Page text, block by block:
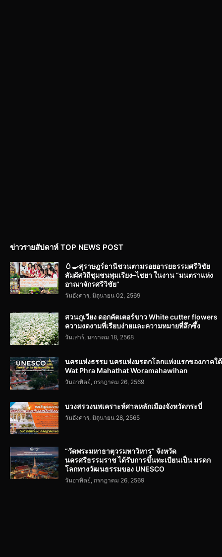
ข่าวรายสัปดาห์ TOP NEWS POST
🥚🍳สุราษฎร์ธานีชวนตามรอยอารยธรรมศรีวิชัย
สัมผัสวิถีชุมชนพุมเรียง–ไชยา ในงาน “มนตราแห่ง
อาณาจักรศรีวิชัย”
วันอังคาร, มิถุนายน 02, 2569
สวนภูเวียง ดอกคัตเตอร์ขาว White cutter flowers
ความงดงามที่เรียบง่ายและความหมายที่ลึกซึ้ง
วันเสาร์, มกราคม 18, 2568
นครแห่งธรรม นครแห่งมรดกโลกแห่งแรกของภาคใต้
Wat Phra Mahathat Woramahawihan
วันอาทิตย์, กรกฎาคม 26, 2569
บวงสรวงนพเคราะห์ศาลหลักเมืองจังหวัดกระบี่
วันอังคาร, มิถุนายน 28, 2565
“วัดพระมหาธาตุวรมหาวิหาร” จังหวัด
นครศรีธรรมราช ได้รับการขึ้นทะเบียนเป็น มรดก
โลกทางวัฒนธรรมของ UNESCO
วันอาทิตย์, กรกฎาคม 26, 2569